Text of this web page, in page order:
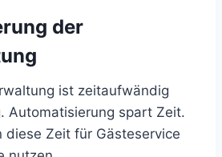
der
ist zeitaufwändig
Automatisierung spart Zeit.
diese Zeit für Gästeservice